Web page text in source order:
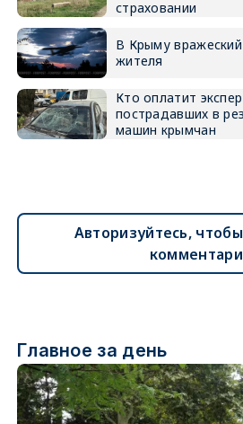
страховании
В Крыму
жителя
Кто оплатит
пострадавших в
машин крымчан
Авторизуйтесь,
Главное за день